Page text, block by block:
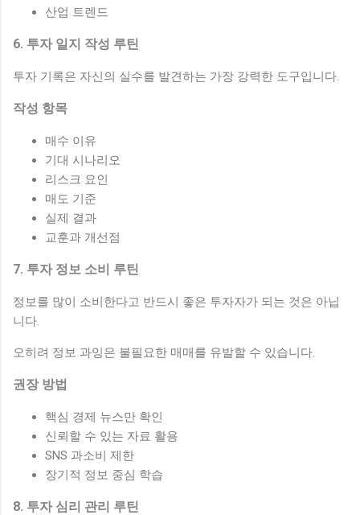
산업 트렌드
6. 투자 일지 작성 루틴
투자 기록은 자신의 실수를 발견하는 가장 강력한 도구입니다.
작성 항목
매수 이유
기대 시나리오
리스크 요인
매도 기준
실제 결과
교훈과 개선점
7. 투자 정보 소비 루틴
정보를 많이 소비한다고 반드시 좋은 투자자가 되는 것은 아닙
니다.
오히려 정보 과잉은 불필요한 매매를 유발할 수 있습니다.
권장 방법
핵심 경제 뉴스만 확인
신뢰할 수 있는 자료 활용
SNS 과소비 제한
장기적 정보 중심 학습
8. 투자 심리 관리 루틴